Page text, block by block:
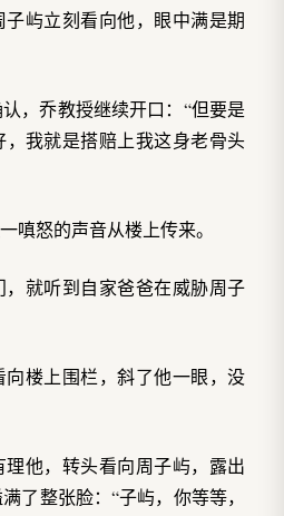
屿立刻看向他，眼中满是期
乔教授继续开口：“但要是
我就是搭赔上我这身老骨头
怒的声音从楼上传来。
就听到自家爸爸在威胁周子
楼上围栏，斜了他一眼，没
他，转头看向周子屿，露出
了整张脸：“子屿，你等等，